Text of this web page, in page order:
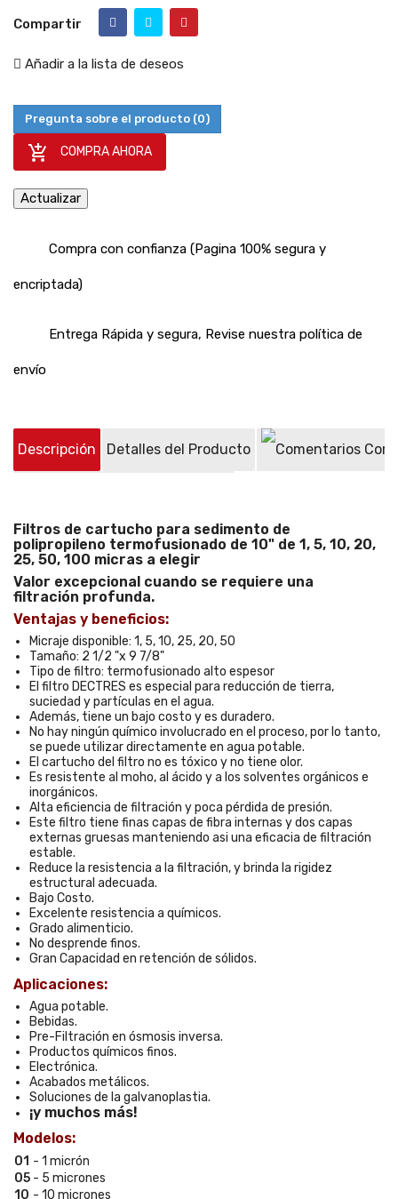
Compartir
Añadir a la lista de deseos
Pregunta sobre el producto (0)
 COMPRA AHORA
Compra con confianza (Pagina 100% segura y
encriptada)
Entrega Rápida y segura, Revise nuestra política de
envío
Descripción Detalles del Producto
Filtros de cartucho para sedimento de
polipropileno termofusionado de 10" de 1, 5, 10, 20,
25, 50, 100 micras a elegir
Valor excepcional cuando se requiere una
filtración profunda.
Ventajas y beneficios:
Micraje disponible: 1, 5, 10, 25, 20, 50
Tamaño: 2 1/2 "x 9 7/8"
Tipo de filtro: termofusionado alto espesor
El filtro DECTRES es especial para reducción de tierra,
suciedad y partículas en el agua.
Además, tiene un bajo costo y es duradero.
No hay ningún químico involucrado en el proceso, por lo tanto,
se puede utilizar directamente en agua potable.
El cartucho del filtro no es tóxico y no tiene olor.
Es resistente al moho, al ácido y a los solventes orgánicos e
inorgánicos.
Alta eficiencia de filtración y poca pérdida de presión.
Este filtro tiene finas capas de fibra internas y dos capas
externas gruesas manteniendo asi una eficacia de filtración
estable.
Reduce la resistencia a la filtración, y brinda la rigidez
estructural adecuada.
Bajo Costo.
Excelente resistencia a químicos.
Grado alimenticio.
No desprende finos.
Gran Capacidad en retención de sólidos.
Aplicaciones:
Agua potable.
Bebidas.
Pre-Filtración en ósmosis inversa.
Productos químicos finos.
Electrónica.
Acabados metálicos.
Soluciones de la galvanoplastia.
¡y muchos más!
Modelos:
01 - 1 micrón
05 - 5 micrones
10 - 10 micrones